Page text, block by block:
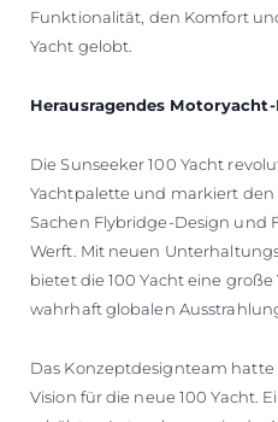
Funktionalität, den Komfort
Yacht gelobt.
Herausragendes
Die Sunseeker 100 Yacht
Yachtpalette und markiert den
Sachen Flybridge-Design und
Werft. Mit neuen
bietet die 100 Yacht eine
wahrhaft globalen
Das Konzeptdesignteam
Vision für die neue 100 Yacht.